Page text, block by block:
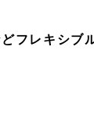
フレキシブ